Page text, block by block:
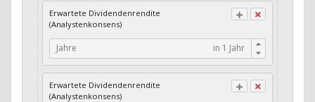
Buffett's Alpha: Wachstum Residual Cash Flow
/ Assets
Buffett's Alpha: Wachstum Residual Gross
Profits / Assets
Income / Assets
Erwartete Dividendenrendite
(Analystenkonsens)
Jahre
Erwartete Dividendenrendite
(Analystenkonsens)